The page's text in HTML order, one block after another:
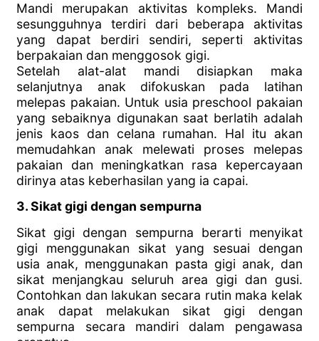
Mandi merupakan aktivitas kompleks. Mandi
sesungguhnya terdiri dari beberapa aktivitas
yang dapat berdiri sendiri, seperti aktivitas
berpakaian dan menggosok gigi.
Setelah alat-alat mandi disiapkan maka
selanjutnya anak difokuskan pada latihan
melepas pakaian. Untuk usia preschool pakaian
yang sebaiknya digunakan saat berlatih adalah
jenis kaos dan celana rumahan. Hal itu akan
memudahkan anak melewati proses melepas
pakaian dan meningkatkan rasa kepercayaan
dirinya atas keberhasilan yang ia capai.
3. Sikat gigi dengan sempurna
Sikat gigi dengan sempurna berarti menyikat
gigi menggunakan sikat yang sesuai dengan
usia anak, menggunakan pasta gigi anak, dan
sikat menjangkau seluruh area gigi dan gusi.
Contohkan dan lakukan secara rutin maka kelak
anak dapat melakukan sikat gigi dengan
sempurna secara mandiri dalam pengawasa